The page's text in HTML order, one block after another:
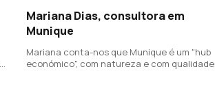
Mariana Dias, consultora em
Munique
Mariana conta-nos que Munique é um "hub
económico", com natureza e com qualidade